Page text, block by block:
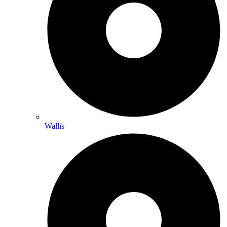
Wallis